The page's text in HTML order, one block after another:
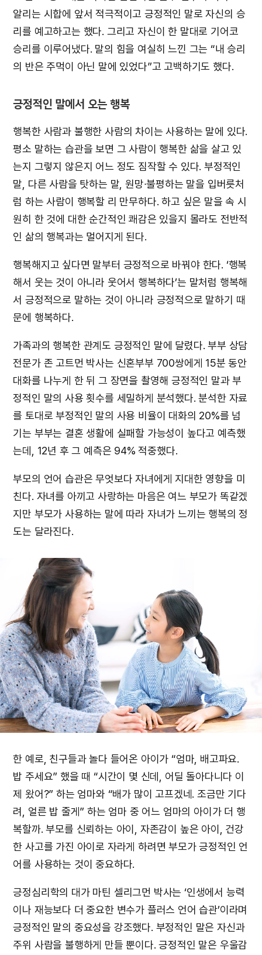
알리는 시합에 앞서 적극적이고 긍정적인 말로 자신의 승
리를 예고하고는 했다. 그리고 자신이 한 말대로 기어코
승리를 이루어냈다. 말의 힘을 여실히 느낀 그는 “내 승리
의 반은 주먹이 아닌 말에 있었다”고 고백하기도 했다.
긍정적인 말에서 오는 행복
행복한 사람과 불행한 사람의 차이는 사용하는 말에 있다.
평소 말하는 습관을 보면 그 사람이 행복한 삶을 살고 있
는지 그렇지 않은지 어느 정도 짐작할 수 있다. 부정적인
말, 다른 사람을 탓하는 말, 원망∙불평하는 말을 입버릇처
럼 하는 사람이 행복할 리 만무하다. 하고 싶은 말을 속 시
원히 한 것에 대한 순간적인 쾌감은 있을지 몰라도 전반적
인 삶의 행복과는 멀어지게 된다.
행복해지고 싶다면 말부터 긍정적으로 바꿔야 한다. ‘행복
해서 웃는 것이 아니라 웃어서 행복하다’는 말처럼 행복해
서 긍정적으로 말하는 것이 아니라 긍정적으로 말하기 때
문에 행복하다.
가족과의 행복한 관계도 긍정적인 말에 달렸다. 부부 상담
전문가 존 고트먼 박사는 신혼부부 700쌍에게 15분 동안
대화를 나누게 한 뒤 그 장면을 촬영해 긍정적인 말과 부
정적인 말의 사용 횟수를 세밀하게 분석했다. 분석한 자료
를 토대로 부정적인 말의 사용 비율이 대화의 20%를 넘
기는 부부는 결혼 생활에 실패할 가능성이 높다고 예측했
는데, 12년 후 그 예측은 94% 적중했다.
부모의 언어 습관은 무엇보다 자녀에게 지대한 영향을 미
친다. 자녀를 아끼고 사랑하는 마음은 여느 부모가 똑같겠
지만 부모가 사용하는 말에 따라 자녀가 느끼는 행복의 정
도는 달라진다.
한 예로, 친구들과 놀다 들어온 아이가 “엄마, 배고파요.
밥 주세요” 했을 때 “시간이 몇 신데, 어딜 돌아다니다 이
제 왔어?” 하는 엄마와 “배가 많이 고프겠네. 조금만 기다
려, 얼른 밥 줄게” 하는 엄마 중 어느 엄마의 아이가 더 행
복할까. 부모를 신뢰하는 아이, 자존감이 높은 아이, 건강
한 사고를 가진 아이로 자라게 하려면 부모가 긍정적인 언
어를 사용하는 것이 중요하다.
긍정심리학의 대가 마틴 셀리그먼 박사는 ‘인생에서 능력
이나 재능보다 더 중요한 변수가 플러스 언어 습관’이라며
긍정적인 말의 중요성을 강조했다. 부정적인 말은 자신과
주위 사람을 불행하게 만들 뿐이다. 긍정적인 말은 우울감